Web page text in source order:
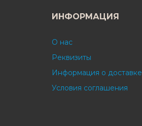
ИНФОРМАЦИЯ
О нас
Реквизиты
Информация о доставке
Условия соглашения